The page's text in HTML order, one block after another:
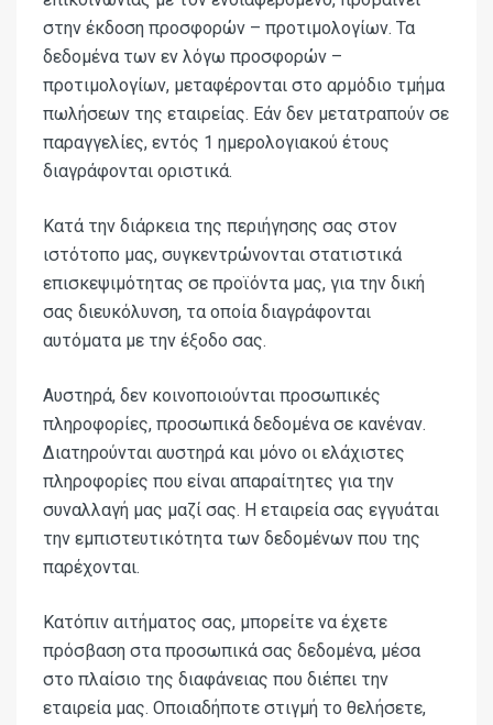
στην έκδοση προσφορών – προτιμολογίων. Τα
δεδομένα των εν λόγω προσφορών –
προτιμολογίων, μεταφέρονται στο αρμόδιο τμήμα
πωλήσεων της εταιρείας. Εάν δεν μετατραπούν σε
παραγγελίες, εντός 1 ημερολογιακού έτους
διαγράφονται οριστικά.
Κατά την διάρκεια της περιήγησης σας στον
ιστότοπο μας, συγκεντρώνονται στατιστικά
επισκεψιμότητας σε προϊόντα μας, για την δική
σας διευκόλυνση, τα οποία διαγράφονται
αυτόματα με την έξοδο σας.
Αυστηρά, δεν κοινοποιούνται προσωπικές
πληροφορίες, προσωπικά δεδομένα σε κανέναν.
Διατηρούνται αυστηρά και μόνο οι ελάχιστες
πληροφορίες που είναι απαραίτητες για την
συναλλαγή μας μαζί σας. Η εταιρεία σας εγγυάται
την εμπιστευτικότητα των δεδομένων που της
παρέχονται.
Κατόπιν αιτήματος σας, μπορείτε να έχετε
πρόσβαση στα προσωπικά σας δεδομένα, μέσα
στο πλαίσιο της διαφάνειας που διέπει την
εταιρεία μας. Οποιαδήποτε στιγμή το θελήσετε,